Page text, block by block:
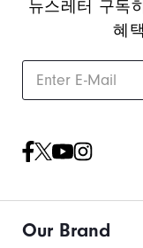
뉴스레터 구독
혜
Our Brand